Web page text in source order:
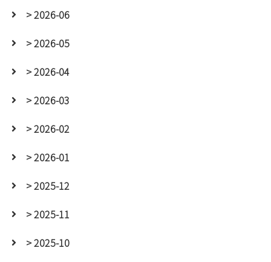
> 2026-06
> 2026-05
> 2026-04
> 2026-03
> 2026-02
> 2026-01
> 2025-12
> 2025-11
> 2025-10